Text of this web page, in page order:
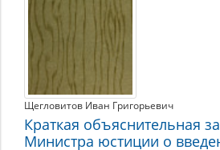
Щегловитов Иван Григорьевич
Краткая объяснительная
Министра юстиции о